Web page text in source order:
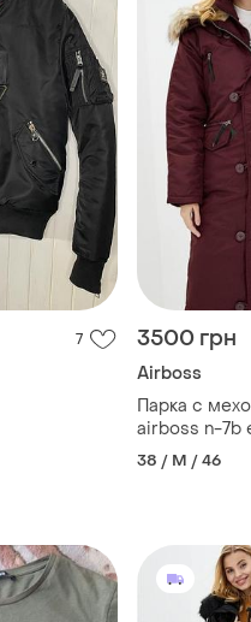
7 3500 грн
Airboss
Парка с
airboss n-7b
зимняя
38 / M / 46